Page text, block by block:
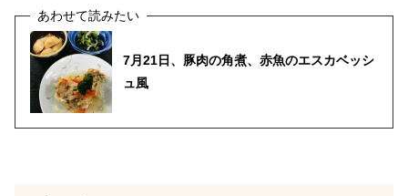
7月21日、豚肉の角煮、赤魚のエスカベッシ
ュ風